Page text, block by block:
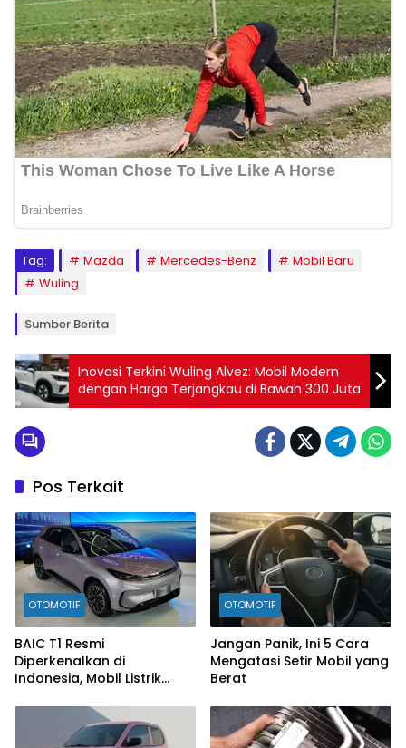
Tag: Mazda Mercedes-Benz
Mobil Baru
Wuling
Sumber Berita
Inovasi Terkini Wuling Alvez: Mobil Modern
dengan Harga Terjangkau di Bawah 300 Juta
Pos Terkait
OTOMOTIF
BAIC T1 Resmi
Diperkenalkan di
Indonesia, Mobil Listrik
Ramaikan Pasar EV
OTOMOTIF
Jangan Panik, Ini 5 Cara
Mengatasi Setir Mobil yang
Berat